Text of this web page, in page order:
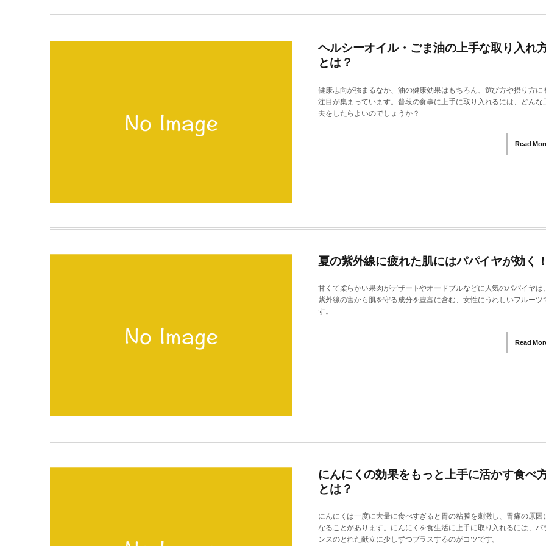
ヘルシーオイル・ごま油の上手な取り入れ
とは？
健康志向が強まるなか、油の健康効果はもちろん、選び方や摂り方に
注目が集まっています。普段の食事に上手に取り入れるには、どんな
夫をしたらよいのでしょうか？
Read
夏の紫外線に疲れた肌にはパパイヤが効く！
甘くて柔らかい果肉がデザートやオードブルなどに人気のパパイヤは、
紫外線の害から肌を守る成分を豊富に含む、女性にうれしいフルーツ
す。
Read
にんにくの効果をもっと上手に活かす食べ
とは？
にんにくは一度に大量に食べすぎると胃の粘膜を刺激し、胃痛の原因
なることがあります。にんにくを食生活に上手に取り入れるには、バ
ンスのとれた献立に少しずつプラスするのがコツです。